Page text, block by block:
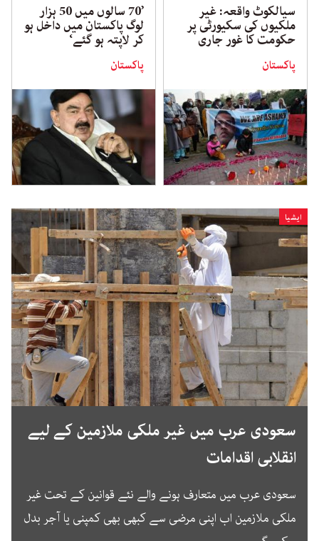
سیالکوٹ واقعہ: غیر
ملکیوں کی سکیورٹی پر
حکومت کا غور جاری
پاکستان
’70 سالوں میں 50 ہزار
لوگ پاکستان میں داخل ہو
کر لاپتہ ہو گئے‘
پاکستان
ایشیا
سعودی عرب میں غیر ملکی ملازمین کے لیے
انقلابی اقدامات
سعودی عرب میں متعارف ہونے والے نئے قوانین کے تحت غیر
ملکی ملازمین اب اپنی مرضی سے کبھی بھی کمپنی یا آجر بدل